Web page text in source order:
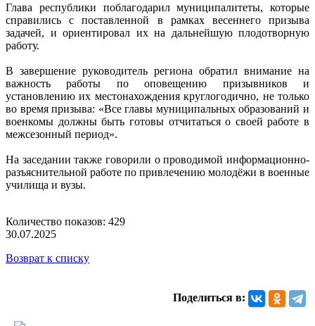
Глава республики поблагодарил муниципалитеты, которые
справились с поставленной в рамках весеннего призыва
задачей, и ориентировал их на дальнейшую плодотворную
работу.
В завершение руководитель региона обратил внимание на
важность работы по оповещению призывников и
установлению их местонахождения круглогодично, не только
во время призыва: «Все главы муниципальных образований и
военкомы должны быть готовы отчитаться о своей работе в
межсезонный период».
На заседании также говорили о проводимой информационно-
разъяснительной работе по привлечению молодёжи в военные
училища и вузы.
Количество показов: 429
30.07.2025
Возврат к списку
Поделиться в: